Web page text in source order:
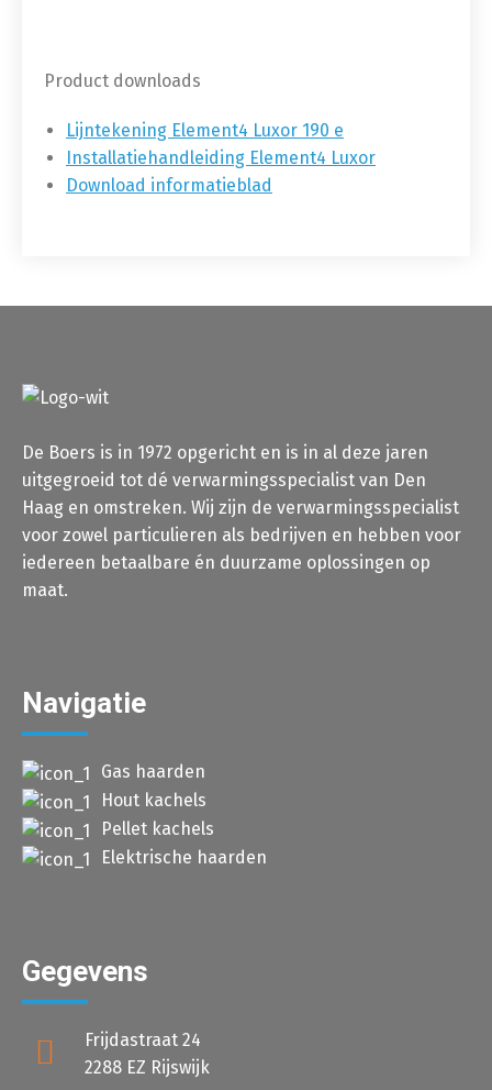
Product downloads
Lijntekening Element4 Luxor 190 e
Installatiehandleiding Element4 Luxor
Download informatieblad
De Boers is in 1972 opgericht en is in al deze jaren
uitgegroeid tot dé verwarmingsspecialist van Den
Haag en omstreken. Wij zijn de verwarmingsspecialist
voor zowel particulieren als bedrijven en hebben voor
iedereen betaalbare én duurzame oplossingen op
maat.
Navigatie
Gas haarden
Hout kachels
Pellet kachels
Elektrische haarden
Gegevens
Frijdastraat 24
2288 EZ Rijswijk